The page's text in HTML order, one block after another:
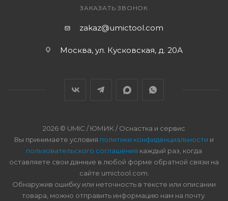
ЗАКАЗАТЬ ЗВОНОК
zakaz@umictool.com
Москва, ул. Кусковская, д. 20А
2026 © UMIC / ЮМИК / Оснастка и сервис
Вы принимаете условия политики конфиденциальности и
пользовательского соглашения каждый раз, когда
оставляете свои данные в любой форме обратной связи на
сайте umictool.com.
Обнаружив ошибку или неточность в тексте или описании
товара, можно отправить информацию нам на почту.